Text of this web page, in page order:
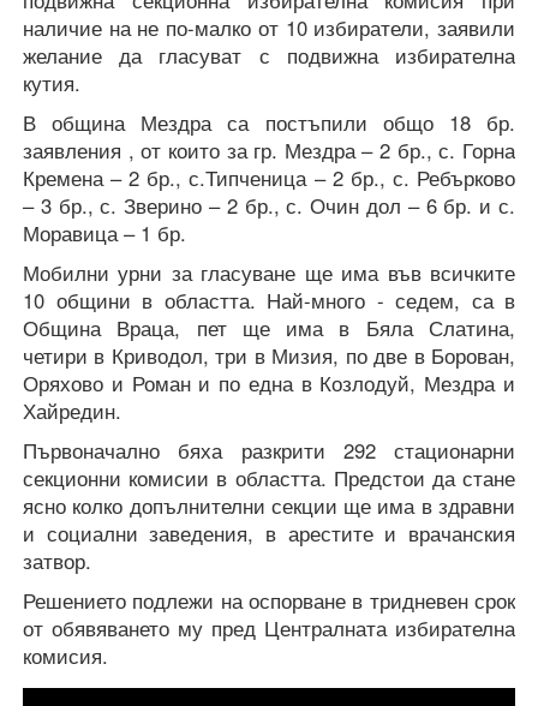
наличие на не по-малко от 10 избиратели, заявили
желание да гласуват с подвижна избирателна
кутия.
В община Мездра са постъпили общо 18 бр.
заявления , от които за гр. Мездра – 2 бр., с. Горна
Кремена – 2 бр., с.Типченица – 2 бр., с. Ребърково
– 3 бр., с. Зверино – 2 бр., с. Очин дол – 6 бр. и с.
Моравица – 1 бр.
Мобилни урни за гласуване ще има във всичките
10 общини в областта. Най-много - седем, са в
Община Враца, пет ще има в Бяла Слатина,
четири в Криводол, три в Мизия, по две в Борован,
Оряхово и Роман и по една в Козлодуй, Мездра и
Хайредин.
Първоначално бяха разкрити 292 стационарни
секционни комисии в областта. Предстои да стане
ясно колко допълнителни секции ще има в здравни
и социални заведения, в арестите и врачанския
затвор.
Решението подлежи на оспорване в тридневен срок
от обявяването му пред Централната избирателна
комисия.